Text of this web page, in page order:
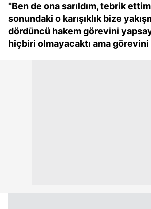
"Ben de ona sarıldım, tebrik
sonundaki o karışıklık bize
dördüncü hakem görevini
hiçbiri olmayacaktı ama görevini